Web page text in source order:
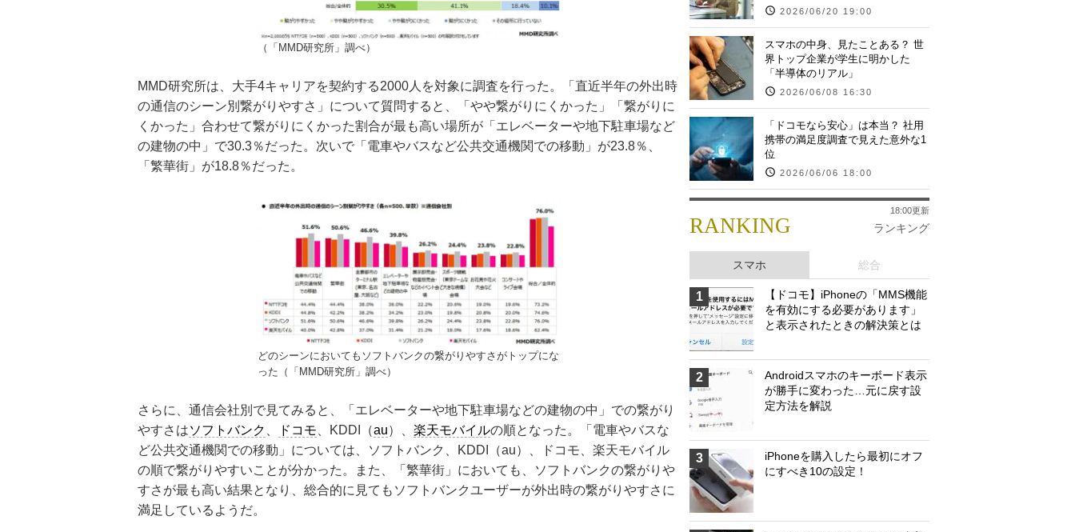
（「MMD研究所」調べ）
MMD研究所は、大手4キャリアを契約する2000人を対象に調査を行った。「直近半年の外出時
の通信のシーン別繋がりやすさ」について質問すると、「やや繋がりにくかった」「繋がりに
くかった」合わせて繋がりにくかった割合が最も高い場所が「エレベーターや地下駐車場など
の建物の中」で30.3％だった。次いで「電車やバスなど公共交通機関での移動」が23.8％、
「繁華街」が18.8％だった。
どのシーンにおいてもソフトバンクの繋がりやすさがトップにな
った（「MMD研究所」調べ）
さらに、通信会社別で見てみると、「エレベーターや地下駐車場などの建物の中」での繋がり
やすさはソフトバンク ドコモ 、KDDI（au）、 楽天モバイルの順となった。「電車やバスな
ど公共交通機関での移動」については、ソフトバンク、KDDI（au）、ドコモ、楽天モバイル
の順で繋がりやすいことが分かった。また、「繁華街」においても、ソフトバンクの繋がりや
すさが最も高い結果となり、総合的に見てもソフトバンクユーザーが外出時の繋がりやすさに
満足しているようだ。
2026/06/20 19:00
スマホの中身、見たことある？ 世
界トップ企業が学生に明かした
「半導体のリアル」
2026/06/08 16:30
「ドコモなら安心」は本当？ 社用
携帯の満足度調査で見えた意外な1
位
2026/06/06 18:00
RANKING ランキング
18:00更新
スマホ 総合
1
【ドコモ】iPhoneの「MMS機能
を有効にする必要があります」
と表示されたときの解決策とは
2
Androidスマホのキーボード表示
が勝手に変わった…元に戻す設
定方法を解説
3
iPhoneを購入したら最初にオフ
にすべき10の設定！